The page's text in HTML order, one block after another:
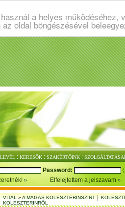
a helyes
oldal böngészésével
: KERESŐK : SZAKÉRTŐINK :
Password:
Elfelejtettem a jelszavam
VITAL»A MAGAS KOLESZTERINSZINT │
KOLESZTERINRŐL